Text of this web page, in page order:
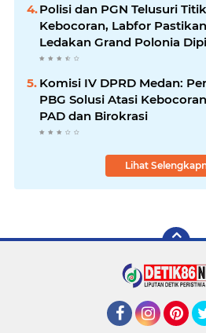
Polisi dan PGN Telusuri Titik
Kebocoran, Labfor Pastikan
Ledakan Grand Polonia
Akumulasi Gas
Komisi IV DPRD Medan:
PBG Solusi Atasi Kebocoran
PAD dan Birokrasi
Lihat